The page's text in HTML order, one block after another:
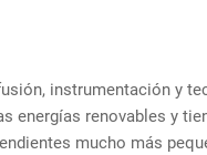
instrumentación y
energías renovables y
mucho más